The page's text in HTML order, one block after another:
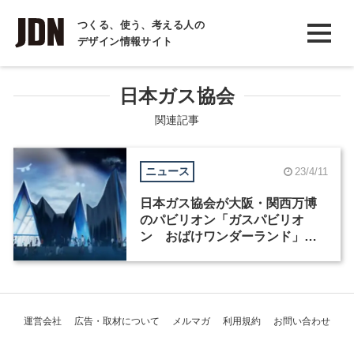
つくる、使う、考える人の
デザイン情報サイト
INTERVIEW
インタビュー
COLUMN
コラム
日本ガス協会
関連記事
ニュース 23/4/11
日本ガス協会が大阪・関西万博
のパビリオン「ガスパビリオ
ン おばけワンダーランド」を
運営会社 広告・取材について メルマガ 利用規約 お問い合わせ